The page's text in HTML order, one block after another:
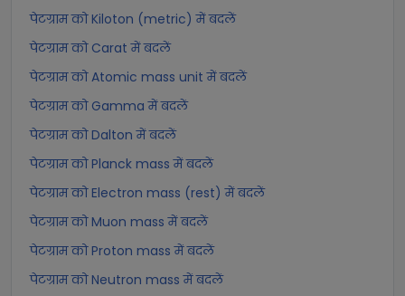
पेटग्राम को Kiloton (metric) में बदलें
पेटग्राम को Carat में बदलें
पेटग्राम को Atomic mass unit में बदलें
पेटग्राम को Gamma में बदलें
पेटग्राम को Dalton में बदलें
पेटग्राम को Planck mass में बदलें
पेटग्राम को Electron mass (rest) में बदलें
पेटग्राम को Muon mass में बदलें
पेटग्राम को Proton mass में बदलें
पेटग्राम को Neutron mass में बदलें